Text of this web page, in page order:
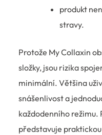
produkt
stravy.
Protože My Collaxin
složky, jsou rizika
minimální. Většina
snášenlivost a
každodenního režimu.
představuje